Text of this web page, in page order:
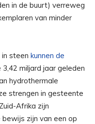
in de buurt) verreweg
van minder
steen kunnen de
3,42 miljard jaar geleden
hydrothermale
strengen in gesteente
Afrika zijn
zijn van een op